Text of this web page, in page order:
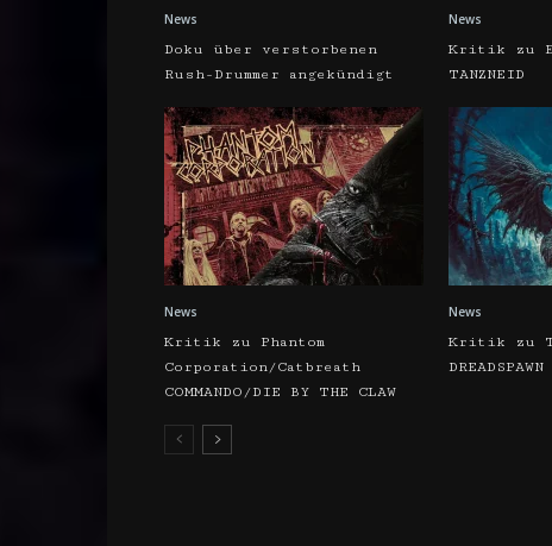
News
Doku über verstorbenen
Rush-Drummer angekündigt
News
Kritik zu
TANZNEID
News
Kritik zu Phantom
Corporation/Catbreath
COMMANDO/DIE BY THE CLAW
News
Kritik zu